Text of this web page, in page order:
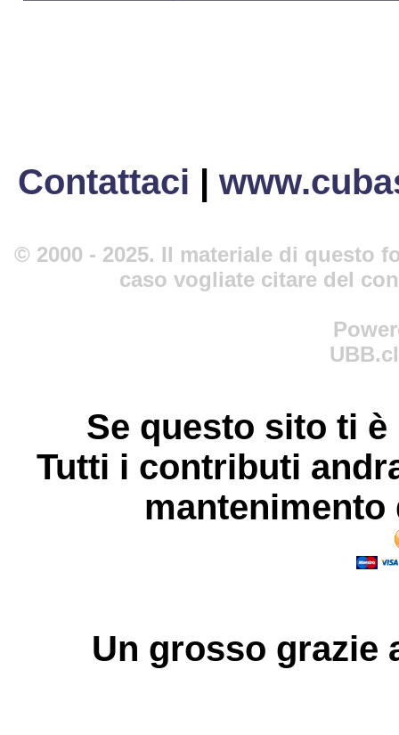
Contattaci |
© 2000 - 2025. Il materiale di questo
caso vogliate citare del
Se questo sito ti
Tutti i contributi
Un grosso grazie